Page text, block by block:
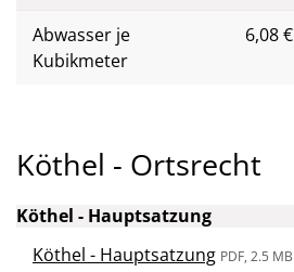
Abwasser je
Kubikmeter
6,08 €
Köthel - Ortsrecht
Köthel - Hauptsatzung
Köthel - Hauptsatzung PDF, 2.5 MB